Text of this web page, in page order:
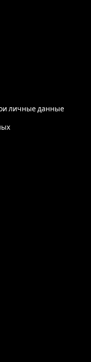
личные данные